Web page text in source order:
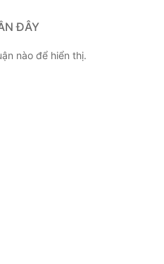
ĐÂY
nào để hiển thị.